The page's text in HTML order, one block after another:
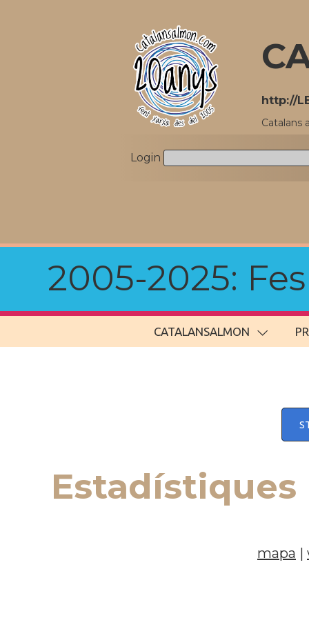
http://
Catalans
Login
2005-2025:
CATALANSALMON
Estadístiques
mapa |